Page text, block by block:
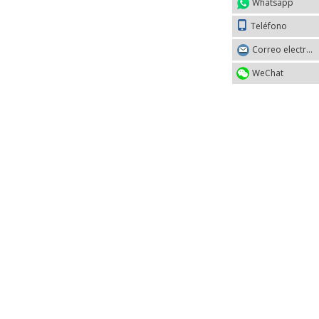
Whatsapp
Teléfono
Correo electrónico
WeChat